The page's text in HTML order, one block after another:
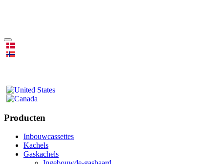
Producten
Inbouwcassettes
Kachels
Gaskachels